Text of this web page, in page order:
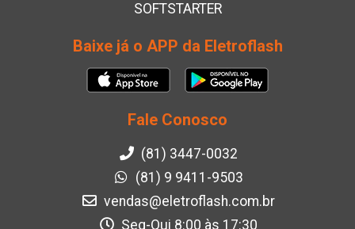
SOFTSTARTER
Baixe já o APP da Eletroflash
Fale Conosco
(81) 3447-0032
(81) 9 9411-9503
vendas@eletroflash.com.br
Seg-Qui 8:00 às 17:30